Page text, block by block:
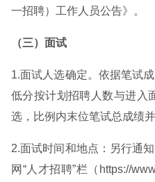
一招聘）工作人员公告》。
（三）面试
1.面试人选确定。依据笔试
低分按计划招聘人数与进入
选，比例内末位笔试总成绩
2.面试时间和地点：另行通
网“人才招聘”栏（https://